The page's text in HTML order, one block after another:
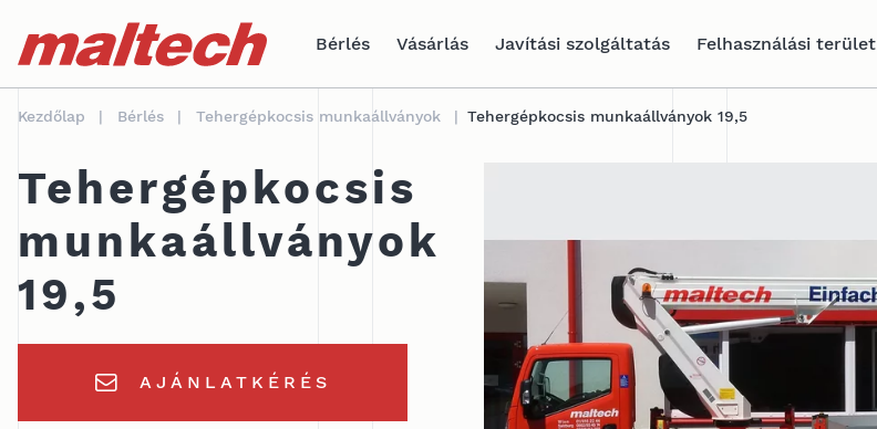
sr.skip-to.main-content
sr.skip-to.table-of-contents
sr.skip-to.main-navigation
Bérlés
Vásárlás Javítási szolgáltatás Felhasználási terület
Kezdőlap Bérlés Tehergépkocsis munkaállványok Tehergépkocsis munkaállványok 19,5
Tehergépkocsis
munkaállványok
19,5
AJÁNLATKÉRÉS